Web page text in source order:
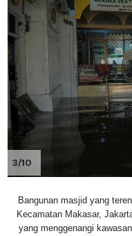
3/10
Bangunan masjid yang
Kecamatan Makasar,
yang menggenangi